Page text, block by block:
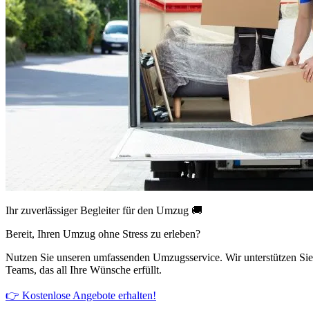
Ihr zuverlässiger Begleiter für den Umzug 🚚
Bereit, Ihren Umzug ohne Stress zu erleben?
Nutzen Sie unseren umfassenden Umzugsservice. Wir unterstützen
Teams, das all Ihre Wünsche erfüllt.
👉 Kostenlose Angebote erhalten!